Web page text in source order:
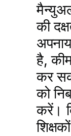
की
है,
कर
को
करें।